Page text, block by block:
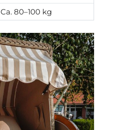
Ca. 80–100 kg